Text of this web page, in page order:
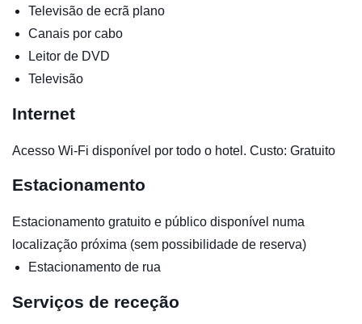
Televisão de ecrã plano
Canais por cabo
Leitor de DVD
Televisão
Internet
Acesso Wi-Fi disponível por todo o hotel. Custo: Gratuito
Estacionamento
Estacionamento gratuito e público disponível numa
localização próxima (sem possibilidade de reserva)
Estacionamento de rua
Serviços de receção